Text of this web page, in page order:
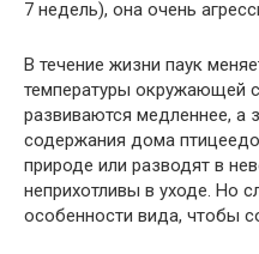
7 недель), она очень
В течение жизни паук
температуры окружающей
развиваются медленнее, а
содержания дома
природе или разводят в
неприхотливы в уходе. Но
особенности вида, чтобы